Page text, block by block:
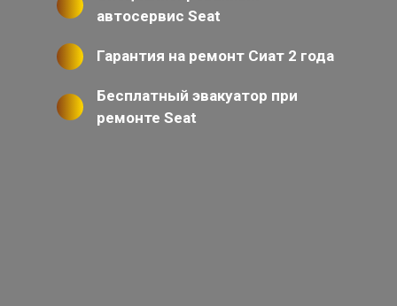
автосервис Seat
Гарантия на ремонт Сиат 2 года
Бесплатный эвакуатор при
ремонте Seat